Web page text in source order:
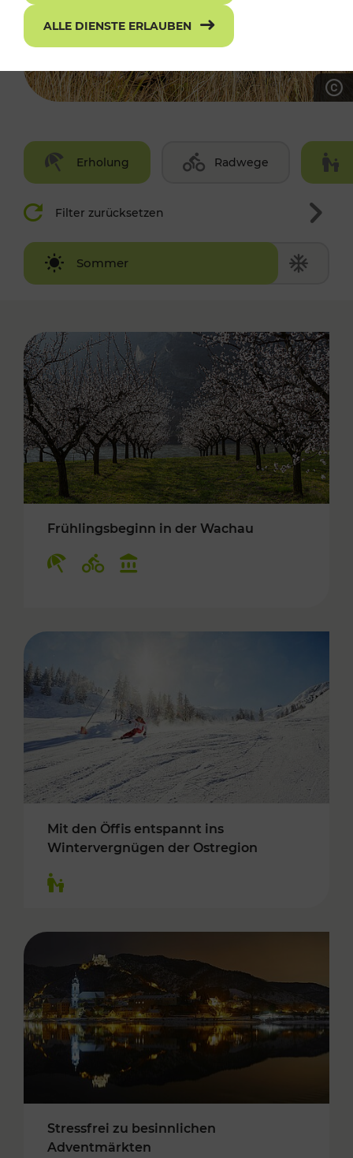
Erholung Radwege
Filter zurücksetzen
Sommer
Winter
Frühlingsbeginn in der Wachau
Mit den Öffis entspannt ins
Wintervergnügen der Ostregion
Stressfrei zu besinnlichen
Adventmärkten
ALLE DIENSTE ERLAUBEN